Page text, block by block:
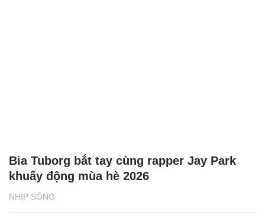
NHỊP SỐNG
Bia Tuborg bắt tay cùng rapper Jay Park
khuấy động mùa hè 2026